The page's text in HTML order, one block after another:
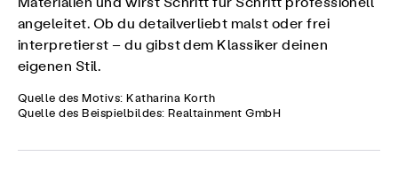
angeleitet. Ob du detailverliebt malst oder frei
interpretierst – du gibst dem Klassiker deinen
eigenen Stil.
Quelle des Motivs: Katharina Korth
Quelle des Beispielbildes: Realtainment GmbH